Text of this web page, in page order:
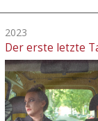
2023
Der erste letzte